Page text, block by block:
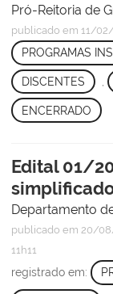
Pró-Reitoria de
publicado em 11/
PROGRAMAS
DISCENTES
ENCERRADO
Edital 01/
Departamento
publicado em 20/
11h11
registrado em: